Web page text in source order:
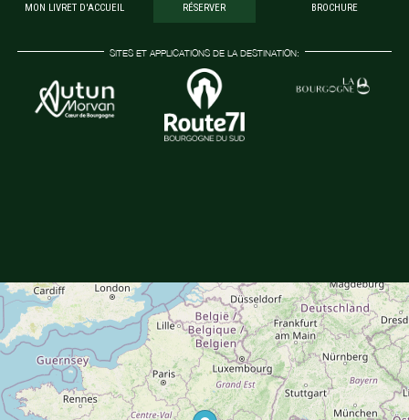
MON LIVRET D'ACCUEIL RÉSERVER BROCHURE
SITES ET APPLICATIONS DE LA DESTINATION: